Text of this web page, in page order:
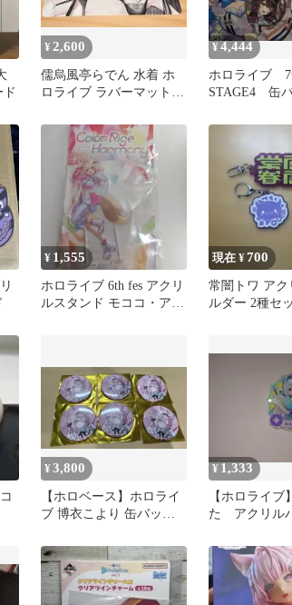
¥2,600
儒烏風亭らでん 水着 ホ
ロライブ ラバーマット
¥4,444
ホロライブ
STAGE4 缶
¥ 1,555
ホロライブ 6th fes アクリ
ルスタンド モココ・アビ
現在 ¥700
常闇トワ アク
ルダー 2種セ
¥3,800
【ホロベース】ホロライ
ブ 博衣こより 缶バッジ 6
¥ 1,333
【ホロライブ
た アクリル